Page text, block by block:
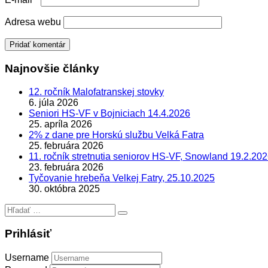
Adresa webu
Najnovšie články
12. ročník Malofatranskej stovky
6. júla 2026
Seniori HS-VF v Bojniciach 14.4.2026
25. apríla 2026
2% z dane pre Horskú službu Velká Fatra
25. februára 2026
11. ročník stretnutia seniorov HS-VF, Snowland
23. februára 2026
Tyčovanie hrebeňa Velkej Fatry, 25.10.2025
30. októbra 2025
Hľadať:
Prihlásiť
Username